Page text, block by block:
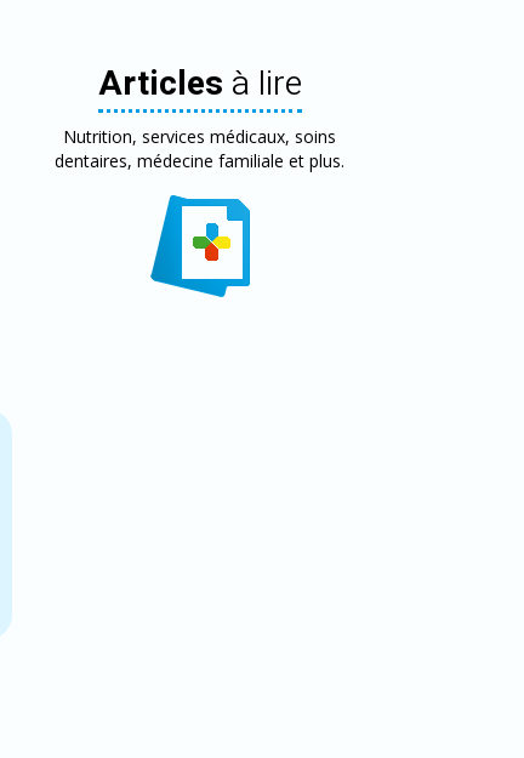
Articles à lire
Nutrition, services médicaux, soins
dentaires, médecine familiale et plus.